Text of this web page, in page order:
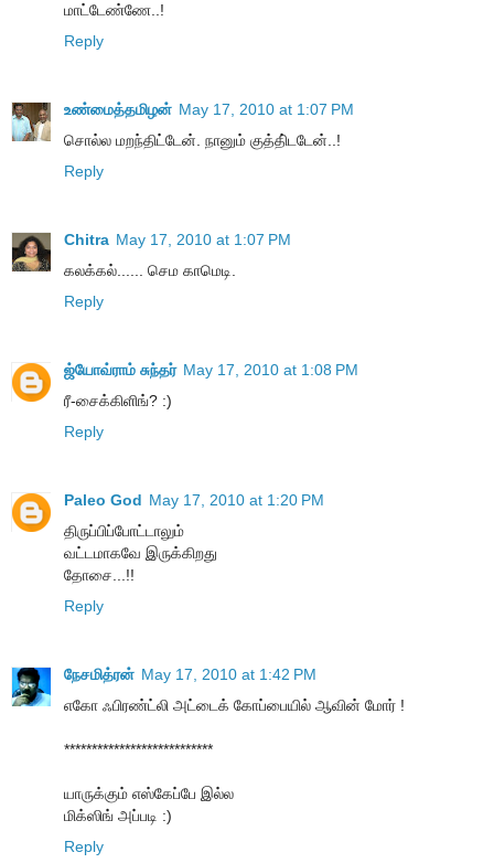
மாட்டேண்ணே..!
Reply
உண்மைத்தமிழன் May 17, 2010 at 1:07 PM
சொல்ல மறந்திட்டேன். நானும் குத்தி்டடேன்..!
Reply
Chitra May 17, 2010 at 1:07 PM
கலக்கல்...... செம காமெடி.
Reply
ஜ்யோவ்ராம் சுந்தர் May 17, 2010 at 1:08 PM
ரீ-சைக்கிளிங்? :)
Reply
Paleo God May 17, 2010 at 1:20 PM
திருப்பிப்போட்டாலும்
வட்டமாகவே இருக்கிறது
தோசை...!!
Reply
நேசமித்ரன் May 17, 2010 at 1:42 PM
எகோ ஃபிரண்ட்லி அட்டைக் கோப்பையில் ஆவின் மோர் !
***************************
யாருக்கும் எஸ்கேப்பே இல்ல
மிக்ஸிங் அப்படி :)
Reply